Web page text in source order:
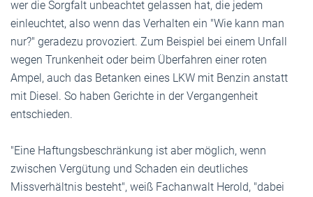
wer die Sorgfalt unbeachtet gelassen hat, die jedem
einleuchtet, also wenn das Verhalten ein "Wie kann man
nur?" geradezu provoziert. Zum Beispiel bei einem Unfall
wegen Trunkenheit oder beim Überfahren einer roten
Ampel, auch das Betanken eines LKW mit Benzin anstatt
mit Diesel. So haben Gerichte in der Vergangenheit
entschieden.
"Eine Haftungsbeschränkung ist aber möglich, wenn
zwischen Vergütung und Schaden ein deutliches
Missverhältnis besteht", weiß Fachanwalt Herold, "dabei